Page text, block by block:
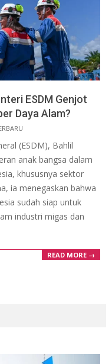
ESDM Genjot
Daya Alam?
(ESDM), Bahlil
anak bangsa dalam
khususnya sektor
ia menegaskan bahwa
sudah siap untuk
industri migas dan
READ MORE →